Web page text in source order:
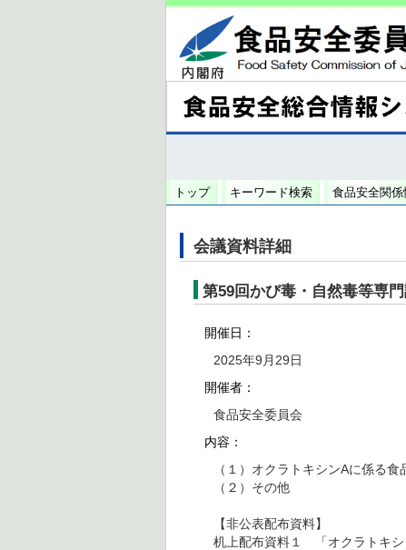
トップ キーワード検索 食品安全関係
会議資料詳細
第59回かび毒・自然毒等専
開催日：
2025年9月29日
開催者：
食品安全委員会
内容：
（１）オクラトキシンAに係る
（２）その他
【非公表配布資料】
机上配布資料１ 「オクラトキシ